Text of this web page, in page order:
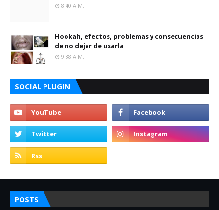
8:40 A.m.
Hookah, efectos, problemas y consecuencias
de no dejar de usarla
9:38 A.m.
SOCIAL PLUGIN
POSTS